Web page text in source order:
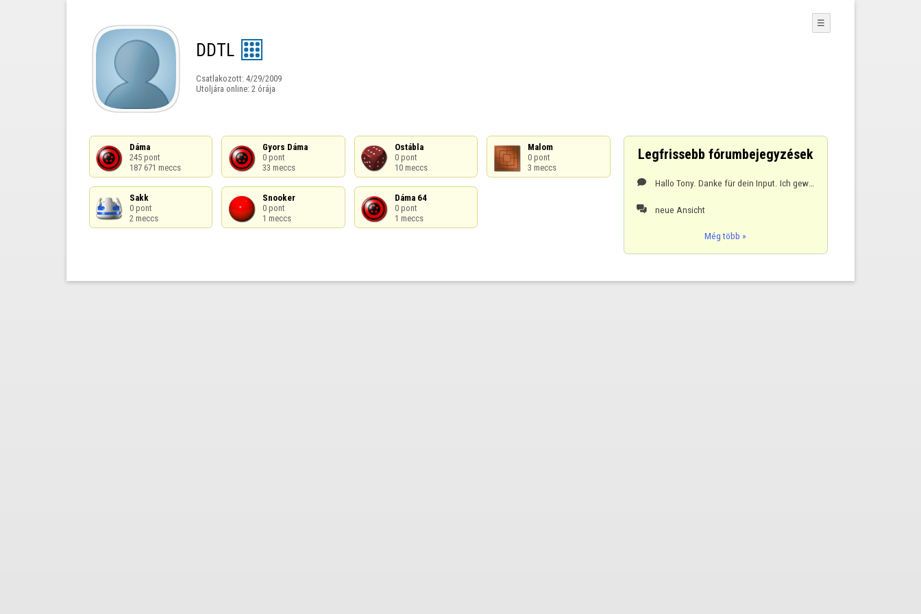
DDTL
Csatlakozott: 4/29/2009
Utoljára online: 2 órája
☰
Dáma
245 pont
187 671 meccs
Gyors Dáma
0 pont
33 meccs
Ostábla
0 pont
10 meccs
Malom
0 pont
3 meccs
Sakk
0 pont
2 meccs
Snooker
0 pont
1 meccs
Dáma 64
0 pont
1 meccs
Legfrissebb fórumbejegyzések

 neue Ansicht
Még több »